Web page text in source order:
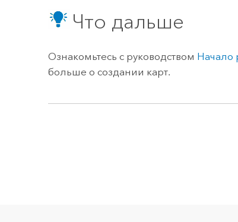
Что дальше
Ознакомьтесь с руководством Начало
больше о создании карт.